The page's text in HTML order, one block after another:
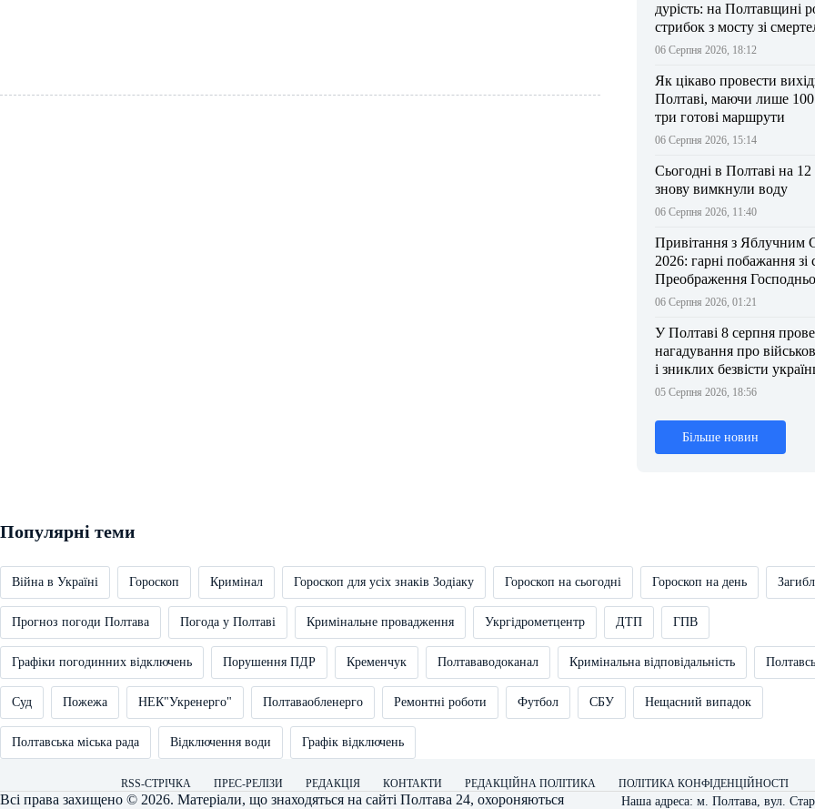
дурість: на Полтавщині
стрибок з мосту зі
результатом
06 Серпня 2026, 18:12
Як цікаво провести
Полтаві, маючи лише 100
три готові маршрути
06 Серпня 2026, 15:14
Сьогодні в Полтаві на
знову вимкнули воду
06 Серпня 2026, 11:40
Привітання з Яблучним
2026: гарні побажання зі
Преображення
06 Серпня 2026, 01:21
У Полтаві 8 серпня
нагадування про
і зниклих безвісти
05 Серпня 2026, 18:56
Більше новин
Популярні теми
Війна в Україні Гороскоп Кримінал Гороскоп для усіх знаків Зодіаку Гороскоп на сьогодні Гороскоп на день
Прогноз погоди Полтава Погода у Полтаві Кримінальне провадження Укргідрометцентр ДТП ГПВ
Графіки погодинних відключень Порушення ПДР Кременчук Полтававодоканал Кримінальна відповідальність
Суд Пожежа НЕК"Укренерго" Полтаваобленерго Ремонтні роботи Футбол СБУ Нещасний випадок
Полтавська міська рада Відключення води Графік відключень
RSS-СТРІЧКА ПРЕС-РЕЛІЗИ РЕДАКЦІЯ КОНТАКТИ РЕДАКЦІЙНА ПОЛІТИКА ПОЛІТИКА КОНФІДЕНЦІЙНОСТІ
Всі права захищено © 2026. Матеріали, що знаходяться на сайті Полтава 24, охороняються
Наша адреса: м. Полтава, вул.